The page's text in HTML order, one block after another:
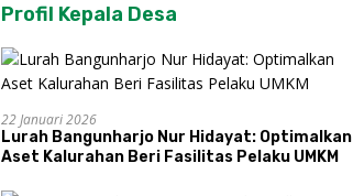
Profil Kepala Desa
22 Januari 2026
Lurah Bangunharjo Nur Hidayat: Optimalkan
Aset Kalurahan Beri Fasilitas Pelaku UMKM